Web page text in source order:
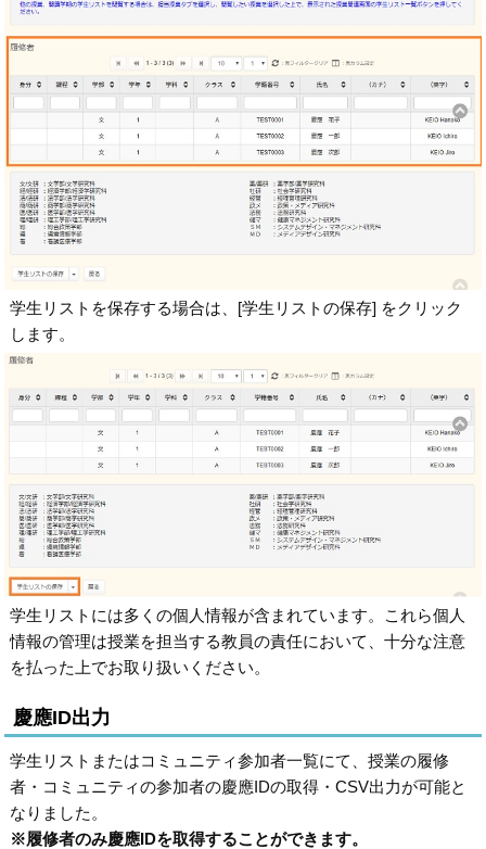
学生リストを保存する場合は、[学生リストの保存] をクリック
します。
学生リストには多くの個人情報が含まれています。これら個人
情報の管理は授業を担当する教員の責任において、十分な注意
を払った上でお取り扱いください。
慶應ID出力
学生リストまたはコミュニティ参加者一覧にて、授業の履修
者・コミュニティの参加者の慶應IDの取得・CSV出力が可能と
なりました。
※履修者のみ慶應IDを取得することができます。